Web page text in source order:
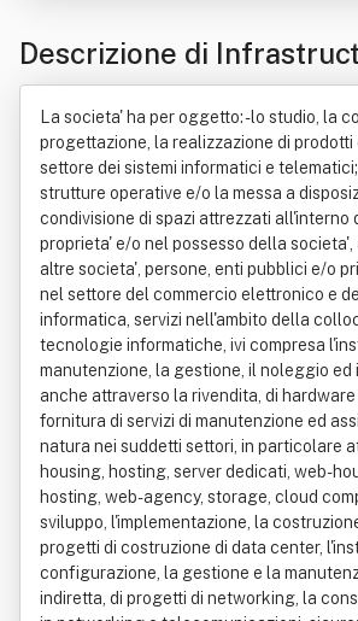
Descrizione di
olo Srl
La societa' ha per oggetto: - lo studio, la
progettazione, la realizzazione di prodotti
settore dei sistemi informatici e telematici;
strutture operative e/o la messa a
condivisione di spazi attrezzati all'interno
proprieta' e/o nel possesso della societa',
altre societa', persone, enti pubblici e/o
nel settore del commercio elettronico e
informatica, servizi nell'ambito della
tecnologie informatiche, ivi compresa
manutenzione, la gestione, il noleggio ed
anche attraverso la rivendita, di
fornitura di servizi di manutenzione ed
natura nei suddetti settori, in particolare
housing, hosting, server dedicati, web-
hosting, web-agency, storage, cloud
sviluppo, l'implementazione, la
progetti di costruzione di data center,
configurazione, la gestione e la
indiretta, di progetti di networking, la